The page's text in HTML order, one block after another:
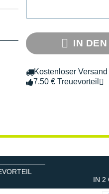
IN
Kostenloser Versand
7.50 € Treuevorteil
IN 2